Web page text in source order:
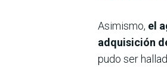
Asimismo, el
adquisición
pudo ser